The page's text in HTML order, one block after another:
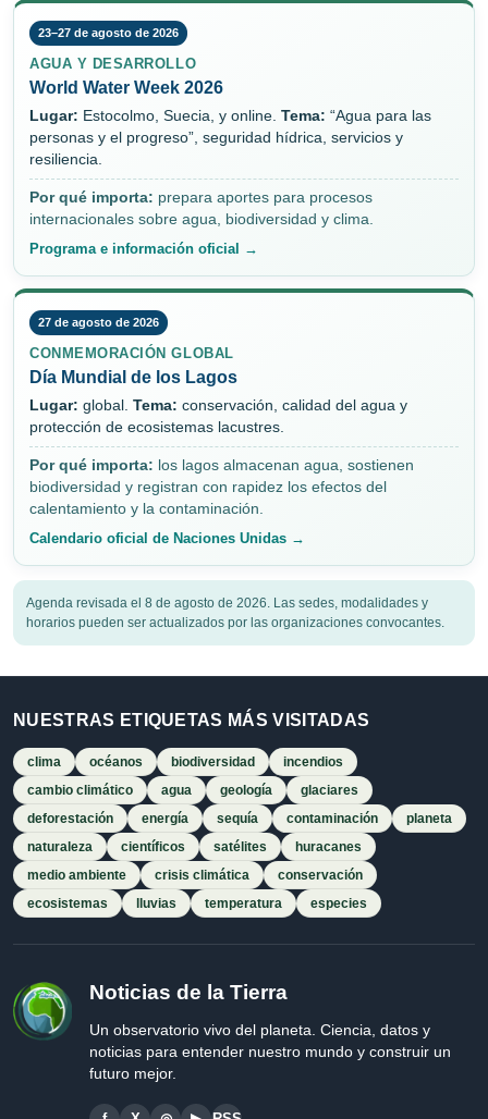
23–27 de agosto de 2026
AGUA Y DESARROLLO
World Water Week 2026
Lugar: Estocolmo, Suecia, y online. Tema: “Agua para las
personas y el progreso”, seguridad hídrica, servicios y
resiliencia.
Por qué importa: prepara aportes para procesos
internacionales sobre agua, biodiversidad y clima.
Programa e información oficial →
27 de agosto de 2026
CONMEMORACIÓN GLOBAL
Día Mundial de los Lagos
Lugar: global. Tema: conservación, calidad del agua y
protección de ecosistemas lacustres.
Por qué importa: los lagos almacenan agua, sostienen
biodiversidad y registran con rapidez los efectos del
calentamiento y la contaminación.
Calendario oficial de Naciones Unidas →
Agenda revisada el 8 de agosto de 2026. Las sedes, modalidades y
horarios pueden ser actualizados por las organizaciones convocantes.
NUESTRAS ETIQUETAS MÁS VISITADAS
clima océanos biodiversidad
incendios
cambio climático
agua geología
glaciares
deforestación
energía sequía contaminación
planeta
naturaleza
científicos satélites
huracanes
medio ambiente
crisis climática
conservación
ecosistemas
lluvias temperatura especies
Noticias de la Tierra
Un observatorio vivo del planeta. Ciencia, datos y
noticias para entender nuestro mundo y construir un
futuro mejor.